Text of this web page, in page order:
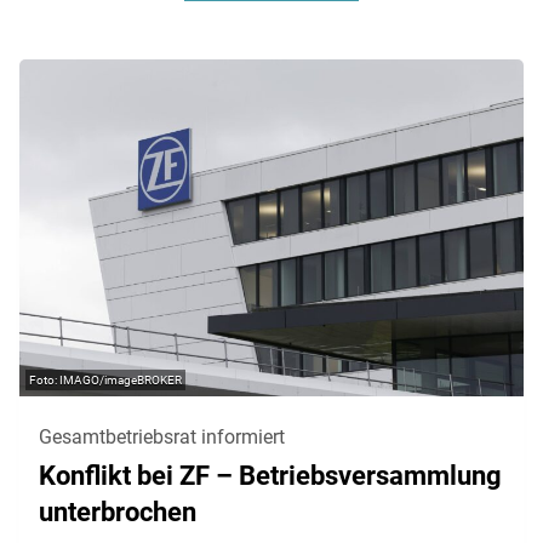
IMAGO/imageBROKER
Gesamtbetriebsrat informiert
Konflikt bei ZF – Betriebsversammlung
unterbrochen